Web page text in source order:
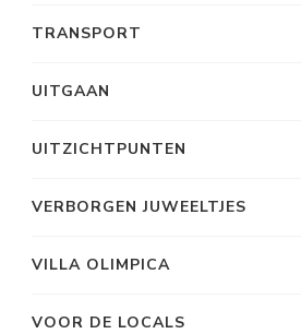
TRANSPORT
UITGAAN
UITZICHTPUNTEN
VERBORGEN JUWEELTJES
VILLA OLIMPICA
VOOR DE LOCALS